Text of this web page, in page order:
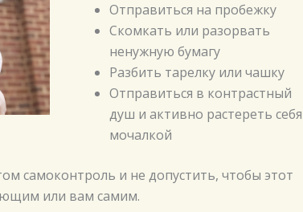
Отправиться на пробежку
Скомкать или разорвать
ненужную бумагу
Разбить тарелку или чашку
Отправиться в контрастный
душ и активно растереть себя
мочалкой
самоконтроль и не допустить, чтобы этот
или вам самим.